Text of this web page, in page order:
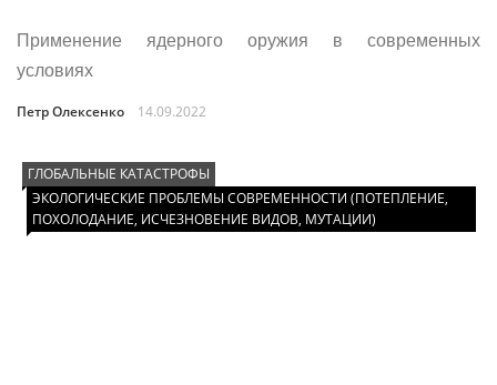
Применение ядерного оружия в современных
условиях
Петр Олексенко 14.09.2022
ГЛОБАЛЬНЫЕ КАТАСТРОФЫ
ЭКОЛОГИЧЕСКИЕ ПРОБЛЕМЫ СОВРЕМЕННОСТИ (ПОТЕПЛЕНИЕ,
ПОХОЛОДАНИЕ, ИСЧЕЗНОВЕНИЕ ВИДОВ, МУТАЦИИ)